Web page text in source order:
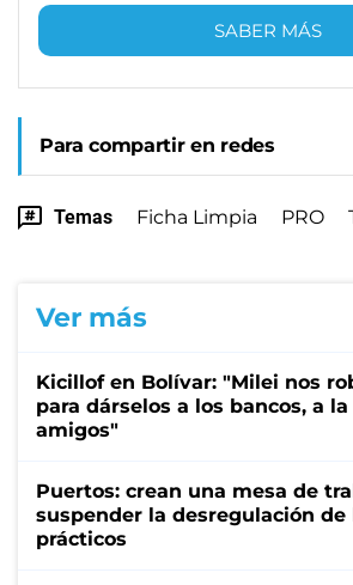
SABER MÁS
Para compartir en redes
Temas Ficha Limpia PRO
Ver más
Kicillof en Bolívar: "Milei nos
para dárselos a los bancos, a
amigos"
Puertos: crean una mesa de
suspender la desregulación de
prácticos